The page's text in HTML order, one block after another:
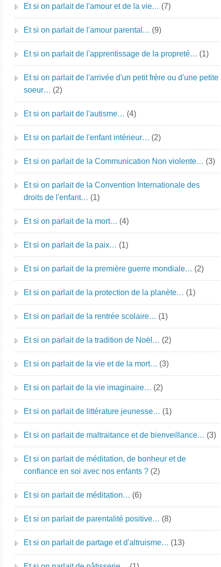
Et si on parlait de l'amour et de la vie… (7)
Et si on parlait de l'amour parental… (9)
Et si on parlait de l'apprentissage de la propreté… (1)
Et si on parlait de l'arrivée d'un petit frère ou d'une petite
soeur… (2)
Et si on parlait de l'autisme… (4)
Et si on parlait de l'enfant intérieur… (2)
Et si on parlait de la Communication Non violente… (3)
Et si on parlait de la Convention Internationale des
droits de l'enfant… (1)
Et si on parlait de la mort… (4)
Et si on parlait de la paix… (1)
Et si on parlait de la première guerre mondiale… (2)
Et si on parlait de la protection de la planète… (1)
Et si on parlait de la rentrée scolaire… (1)
Et si on parlait de la tradition de Noël… (2)
Et si on parlait de la vie et de la mort… (3)
Et si on parlait de la vie imaginaire… (2)
Et si on parlait de littérature jeunesse… (1)
Et si on parlait de maltraitance et de bienveillance… (3)
Et si on parlait de méditation, de bonheur et de
confiance en soi avec nos enfants ? (2)
Et si on parlait de méditation… (6)
Et si on parlait de parentalité positive… (8)
Et si on parlait de partage et d'altruisme… (13)